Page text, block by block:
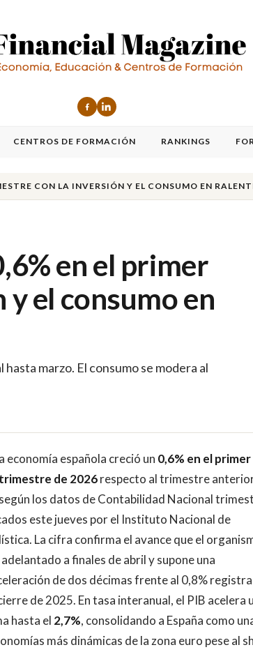
CENTROS DE FORMACIÓN RANKINGS
CON LA INVERSIÓN Y EL CONSUMO EN
en el primer
el consumo en
marzo. El consumo se modera al
a economía española creció un 0,6% en el primer
trimestre de 2026respecto al trimestre
según los datos de Contabilidad Nacional
este jueves por el Instituto Nacional de
La cifra confirma el avance que el
a finales de abril y supone una
de dos décimas frente al 0,8%
de 2025. En tasa interanual, el PIB acelera
hasta el 2,7%, consolidando a España como
más dinámicas de la zona euro pese al